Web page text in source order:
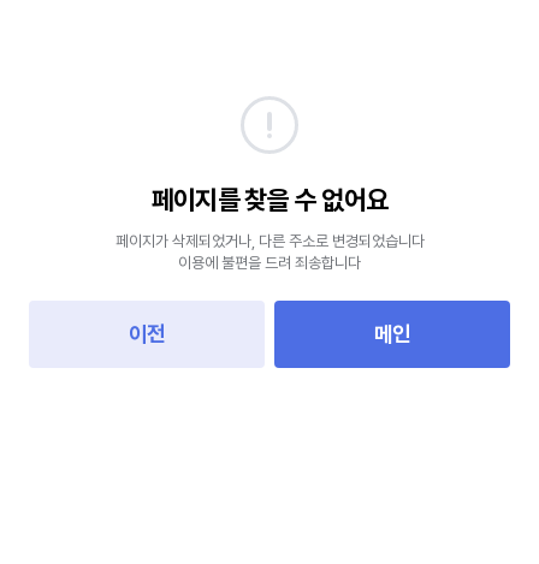
페이지를 찾을 수 없어요
페이지가 삭제되었거나, 다른 주소로 변경되었습니다
이용에 불편을 드려 죄송합니다
이전 메인